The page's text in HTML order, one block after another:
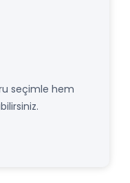
seçimle hem